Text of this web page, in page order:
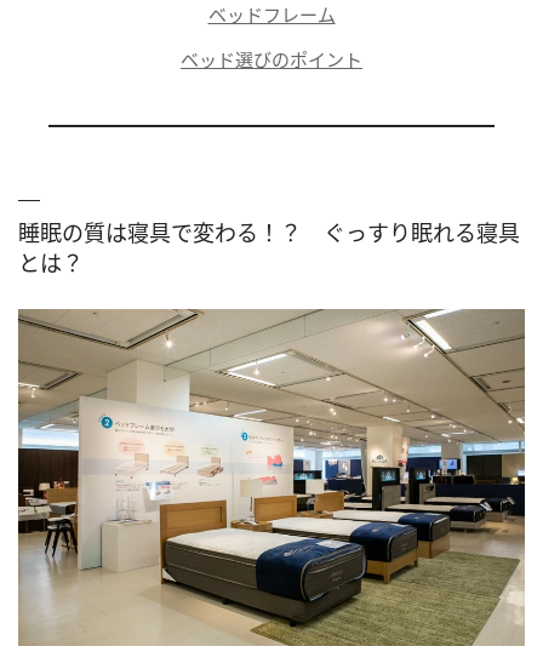
ベッドフレーム
ベッド選びのポイント
睡眠の質は寝具で変わる！？ ぐっすり眠れる寝具
とは？